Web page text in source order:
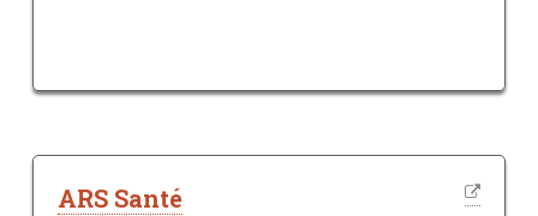
ARS Santé